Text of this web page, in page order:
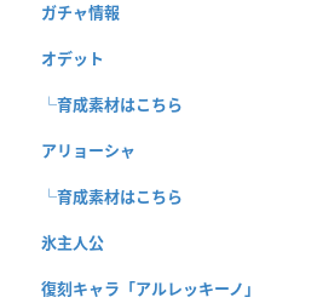
ガチャ情報
オデット
└育成素材はこちら
アリョーシャ
└育成素材はこちら
氷主人公
復刻キャラ「アルレッキーノ」